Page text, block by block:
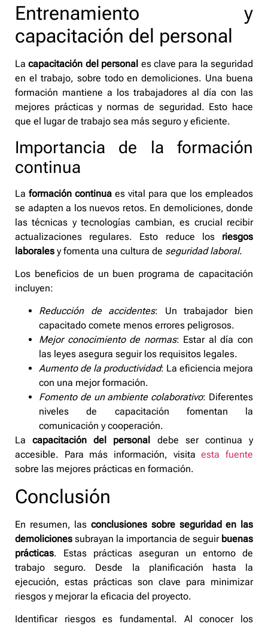
Entrenamiento y
capacitación del personal
Lacapacitación del personal es clave para la seguridad
en el trabajo, sobre todo en demoliciones. Una buena
formación mantiene a los trabajadores al día con las
mejores prácticas y normas de seguridad. Esto hace
que el lugar de trabajo sea más seguro y eficiente.
Importancia de la formación
continua
La formación continua es vital para que los empleados
se adapten a los nuevos retos. En demoliciones, donde
las técnicas y tecnologías cambian, es crucial recibir
actualizaciones regulares. Esto reduce los riesgos
laborales y fomenta una cultura de seguridad laboral.
Los beneficios de un buen programa de capacitación
incluyen:
Reducción de accidentes: Un trabajador bien
capacitado comete menos errores peligrosos.
Mejor conocimiento de normas: Estar al día con
las leyes asegura seguir los requisitos legales.
Aumento de la productividad: La eficiencia mejora
con una mejor formación.
Fomento de un ambiente colaborativo: Diferentes
niveles de capacitación fomentan la
comunicación y cooperación.
Lacapacitación del personal
debe ser continua y
accesible. Para más información, visitaesta fuente
sobre las mejores prácticas en formación.
Conclusión
En resumen, lasconclusiones sobre seguridad en las
demoliciones subrayan la importancia de seguir buenas
prácticas. Estas prácticas aseguran un entorno de
trabajo seguro. Desde la planificación hasta la
ejecución, estas prácticas son clave para minimizar
riesgos y mejorar la eficacia del proyecto.
Identificar riesgos es fundamental. Al conocer los